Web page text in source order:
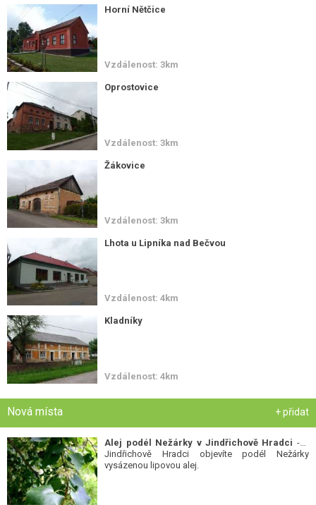
Horní Nětčice
Vzdálenost: 3km
Oprostovice
Vzdálenost: 3km
Žákovice
Vzdálenost: 3km
Lhota u Lipníka nad Bečvou
Vzdálenost: 4km
Kladníky
Vzdálenost: 4km
Nová místa + přidat
Alej podél Nežárky v Jindřichově Hradci - V
Jindřichově Hradci objevíte podél Nežárky
vysázenou lipovou alej.